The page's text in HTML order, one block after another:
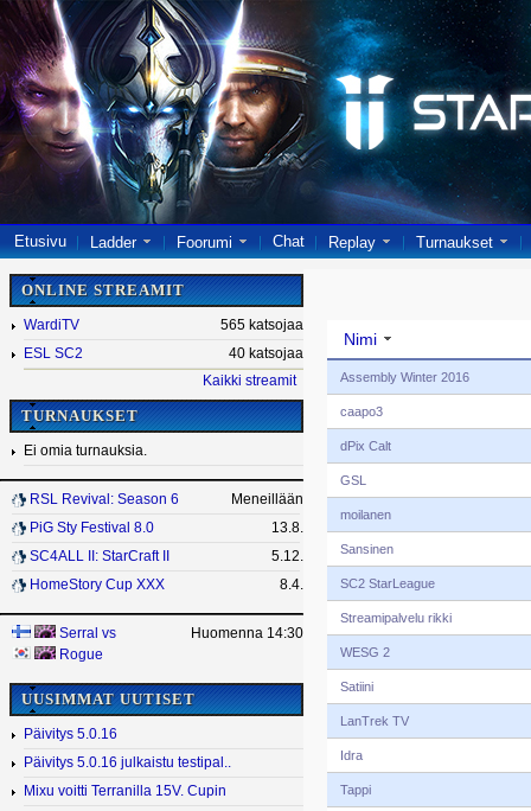
Etusivu Ladder Foorumi Chat Replay Turnaukset
ONLINE STREAMIT
WardiTV
565 katsojaa
ESL SC2
40 katsojaa
Kaikki streamit
TURNAUKSET
Ei omia turnauksia.
RSL Revival: Season 6
Meneillään
PiG Sty Festival 8.0
13.8.
SC4ALL II: StarCraft II
5.12.
HomeStory Cup XXX
8.4.
Serral vs
Rogue
Huomenna 14:30
UUSIMMAT UUTISET
Päivitys 5.0.16
Päivitys 5.0.16 julkaistu testipal..
Mixu voitti Terranilla 15V. Cupin
Nimi
Assembly Winter 2016
caapo3
dPix Calt
GSL
moilanen
Sansinen
SC2 StarLeague
Streamipalvelu rikki
WESG 2
Satiini
LanTrek TV
Idra
Tappi